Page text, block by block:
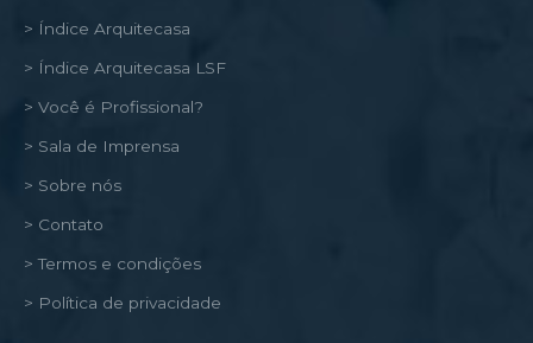
> Índice Arquitecasa
> Índice Arquitecasa LSF
> Você é Profissional?
> Sala de Imprensa
> Sobre nós
> Contato
> Termos e condições
> Política de privacidade